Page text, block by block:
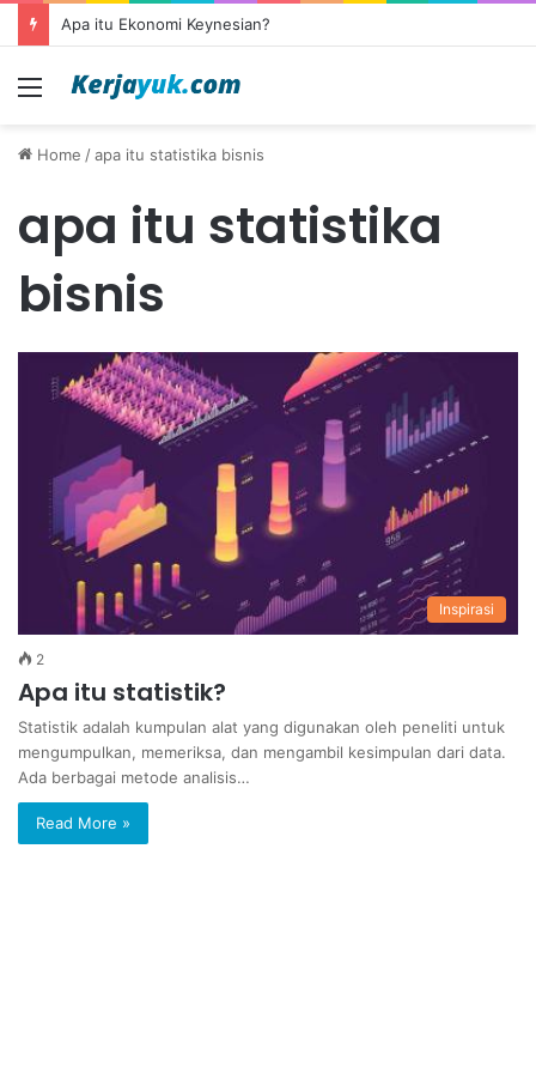
Apa itu Ekonomi Keynesian?
Menu
Home /apa itu statistika bisnis
apa itu statistika
bisnis
Inspirasi
2
Apa itu statistik?
Statistik adalah kumpulan alat yang digunakan oleh peneliti untuk
mengumpulkan, memeriksa, dan mengambil kesimpulan dari data.
Ada berbagai metode analisis…
Read More »